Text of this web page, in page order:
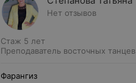
Нет отзывов
Стаж 5 лет
Преподаватель восточных танцев
Фарангиз